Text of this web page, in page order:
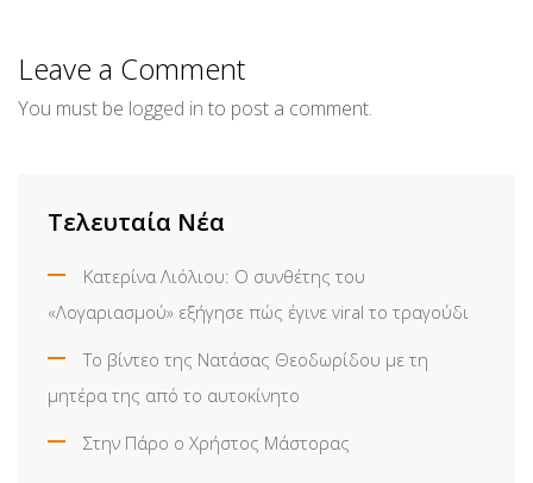
Leave a Comment
You must be logged in to post a comment.
Τελευταία Νέα
Κατερίνα Λιόλιου: Ο συνθέτης του
«Λογαριασμού» εξήγησε πώς έγινε viral το τραγούδι
Το βίντεο της Νατάσας Θεοδωρίδου με τη
μητέρα της από το αυτοκίνητο
Στην Πάρο ο Χρήστος Μάστορας